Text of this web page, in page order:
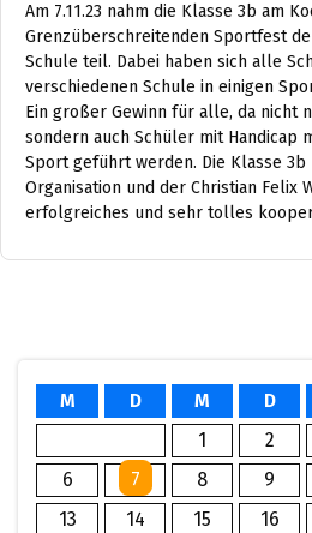
Am 7.11.23 nahm die Klasse 3b am
Grenzüberschreitenden Sportfest
Schule teil. Dabei haben sich alle
verschiedenen Schule in einigen
Ein großer Gewinn für alle, da nicht
sondern auch Schüler mit Handicap
Sport geführt werden. Die Klasse
Organisation und der Christian Felix
erfolgreiches und sehr tolles
M D M D
1
2
6
7 8 9
13
14 15 16